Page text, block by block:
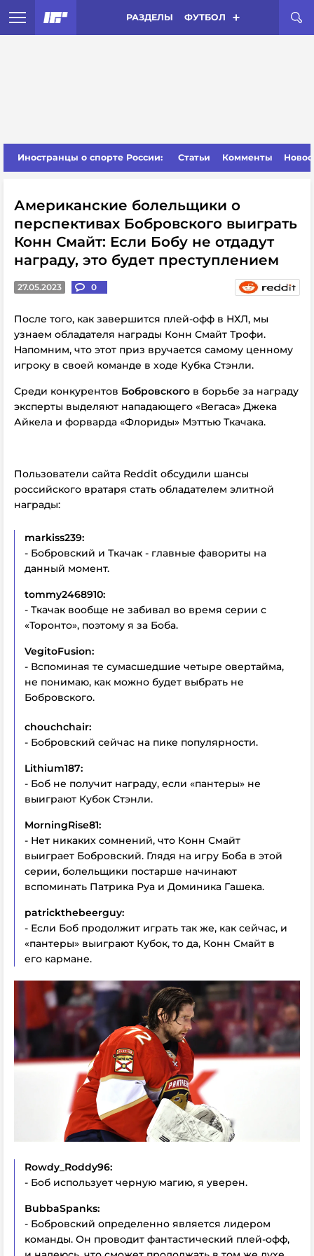
РАЗДЕЛЫ ФУТБОЛ
Иностранцы о спорте России: Статьи Комменты
Американские болельщики о
перспективах Бобровского выиграть
Конн Смайт: Если Бобу не отдадут
награду, это будет преступлением
27.05.2023 0
После того, как завершится плей-офф в НХЛ, мы
узнаем обладателя награды Конн Смайт Трофи.
Напомним, что этот приз вручается самому ценному
игроку в своей команде в ходе Кубка Стэнли.
Среди конкурентов Бобровского в борьбе за награду
эксперты выделяют нападающего «Вегаса» Джека
Айкела и форварда «Флориды» Мэттью Ткачака.
Пользователи сайта Reddit обсудили шансы
российского вратаря стать обладателем элитной
награды:
markiss239:
- Бобровский и Ткачак - главные фавориты на
данный момент.
tommy2468910:
- Ткачак вообще не забивал во время серии с
«Торонто», поэтому я за Боба.
VegitoFusion:
- Вспоминая те сумасшедшие четыре овертайма,
не понимаю, как можно будет выбрать не
Бобровского.
chouchchair:
- Бобровский сейчас на пике популярности.
Lithium187:
- Боб не получит награду, если «пантеры» не
выиграют Кубок Стэнли.
MorningRise81:
- Нет никаких сомнений, что Конн Смайт
выиграет Бобровский. Глядя на игру Боба в этой
серии, болельщики постарше начинают
вспоминать Патрика Руа и Доминика Гашека.
patrickthebeerguy:
- Если Боб продолжит играть так же, как сейчас, и
«пантеры» выиграют Кубок, то да, Конн Смайт в
его кармане.
Rowdy_Roddy96:
- Боб использует черную магию, я уверен.
BubbaSpanks:
- Бобровский определенно является лидером
команды. Он проводит фантастический плей-офф,